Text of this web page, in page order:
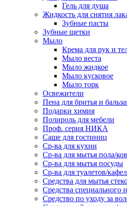
Гель для душа
Жидкость для снятия
Зубные пасты
Зубные щетки
Мыло
Крема для рук и
Мыло веста
Мыло жидкое
Мыло кусковое
Мыло торк
Освежители
Пена для бритья и
Подарки химия
Полироль для мебели
Проф. серия НИКА
Саше для гостиниц
Ср-ва для кухни
Ср-ва для мытья пола/
Ср-ва для мытья посуды
Ср-ва для туалетов/
Средства для мытья
Средства специального
Средство по уходу за